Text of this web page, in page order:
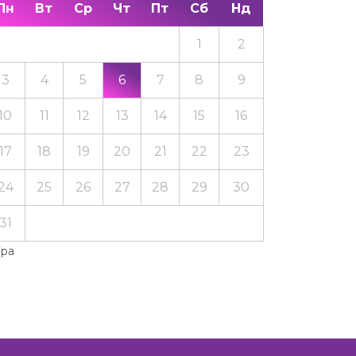
Вт Ср Чт Пт Сб Нд
1 2
3 4 5 6 7 8 9
11 12 13 14 15 16
18 19 20 21 22 23
25 26 27 28 29 30